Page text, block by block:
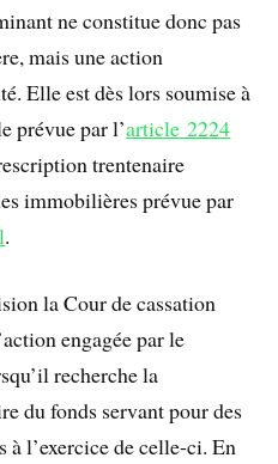
ne constitue donc pas
mais une action
Elle est dès lors soumise à
prévue par l’article 2224
trentenaire
immobilières prévue par
.
la Cour de cassation
engagée par le
recherche la
du fonds servant pour des
à l’exercice de celle-ci. En